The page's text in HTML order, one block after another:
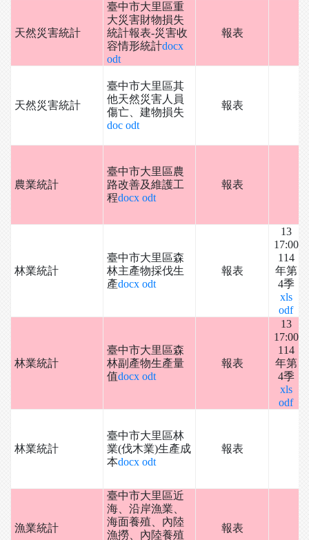
天然災害統計
臺中市大里區重
大災害財物損失
統計報表-災害收
容情形統計docx
odt
報表
天然災害統計
臺中市大里區其
他天然災害人員
傷亡、建物損失
doc odt
報表
農業統計
臺中市大里區農
路改善及維護工
程docx odt
報表
林業統計
臺中市大里區森
林主產物採伐生
產docx odt
報表
13
17:00
114
年第
4季
xls
odf
林業統計
臺中市大里區森
林副產物生產量
值docx odt
報表
13
17:00
114
年第
4季
xls
odf
林業統計
臺中市大里區林
業(伐木業)生產成
本docx odt
報表
漁業統計
臺中市大里區近
海、沿岸漁業、
海面養殖、內陸
漁撈、內陸養殖
報表